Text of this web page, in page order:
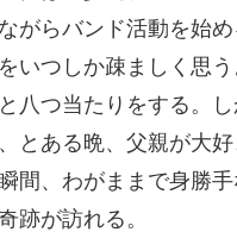
がらバンド活動を始
いつしか疎ましく思
八つ当たりをする。
ある晩、父親が大好
間、わがままで身勝
跡が訪れる。